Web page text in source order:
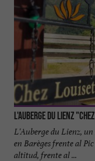
L'Auberge du Lienz
L'Auberge du Lienz,
en Barèges frente al
altitud, frente al ...